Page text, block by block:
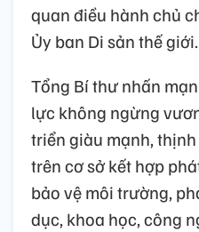
quan điều hành chủ
Ủy ban Di sản thế giới.
Tổng Bí thư nhấn
lực không ngừng
triển giàu mạnh,
trên cơ sở kết hợp
bảo vệ môi trường,
dục, khoa học, công